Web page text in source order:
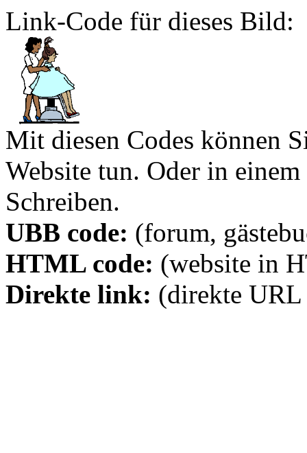
Link-Code für dieses Bild:
Mit diesen Codes können
Website tun. Oder in
Schreiben.
UBB code: (forum,
HTML code: (website in
Direkte link: (direkte